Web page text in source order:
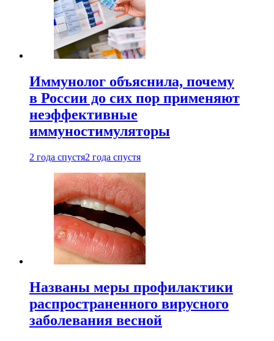
Иммунолог объяснила, почему
в России до сих пор применяют
неэффективные
иммуностимуляторы
2 года спустя2 года спустя
Названы меры профилактики
распространенного вирусного
заболевания весной